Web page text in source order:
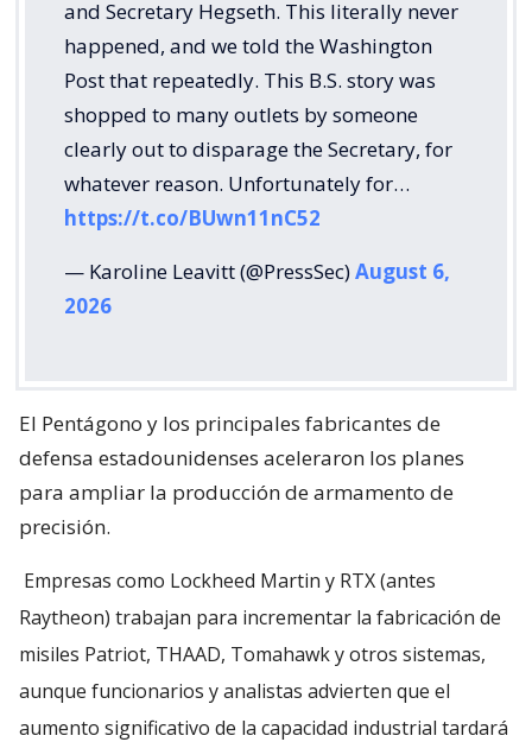
and Secretary Hegseth. This literally never
happened, and we told the Washington
Post that repeatedly. This B.S. story was
shopped to many outlets by someone
clearly out to disparage the Secretary, for
whatever reason. Unfortunately for…
https://t.co/BUwn11nC52
— Karoline Leavitt (@PressSec)August 6,
2026
El Pentágono y los principales fabricantes de
defensa estadounidenses aceleraron los planes
para ampliar la producción de armamento de
precisión.
Empresas como Lockheed Martin y RTX (antes
Raytheon) trabajan para incrementar la fabricación de
misiles Patriot, THAAD, Tomahawk y otros sistemas,
aunque funcionarios y analistas advierten que el
aumento significativo de la capacidad industrial tardará